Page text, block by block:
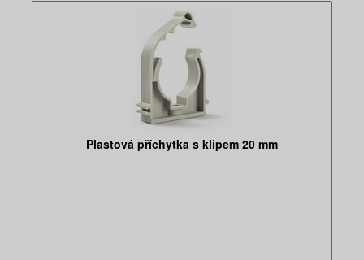
Plastová příchytka s klipem 20 mm